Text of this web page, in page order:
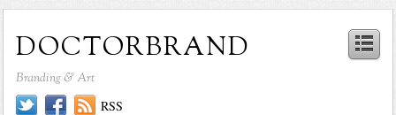
doctorbrand
Branding & Art
RSS